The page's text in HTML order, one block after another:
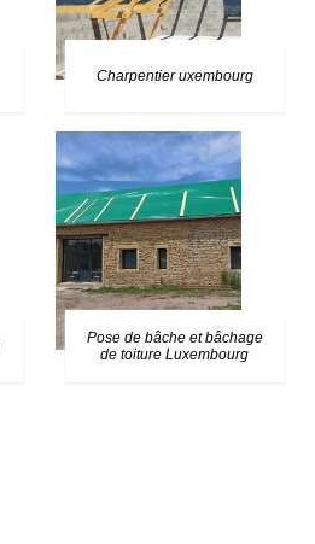
Charpentier uxembourg
Pose de bâche et bâchage
de toiture Luxembourg